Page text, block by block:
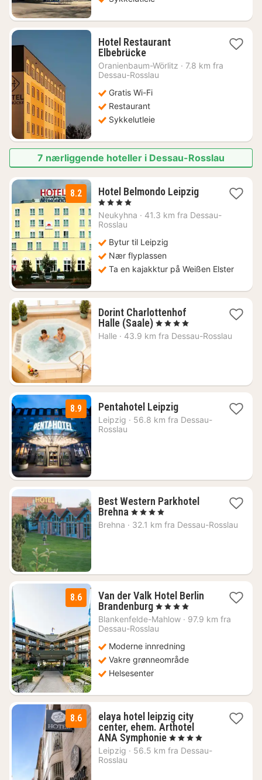
Hotel Restaurant
Elbebrücke1
natt
fra
kr.
Oranienbaum-Wörlitz · 7.8 km fra
Dessau-Rosslau
Gratis Wi-Fi
Restaurant
Sykkelutleie
7 nærliggende hoteller i Dessau-Rosslau
8.2 Hotel Belmondo Leipzig3
fra
, 4 Stjerner
Neukyhna · 41.3 km fra Dessau-
Rosslau
Bytur til Leipzig
Nær flyplassen
Ta en kajakktur på Weißen Elster
Dorint Charlottenhof
Halle (Saale)1
natt
, 4 Stjerner
Halle · 43.9 km fra Dessau-Rosslau
8.9 Pentahotel Leipzig1
natt
Leipzig · 56.8 km fra Dessau-
Rosslau
Best Western Parkhotel
Brehna 1
natt
, 4 Stjerner
Brehna · 32.1 km fra Dessau-Rosslau
8.6
Van der Valk Hotel Berlin
Brandenburg1
natt
fra
kr.
, 4 Stjerner
Blankenfelde-Mahlow · 97.9 km fra
Dessau-Rosslau
Moderne innredning
Vakre grønneområde
Helsesenter
8.6
elaya hotel leipzig city
center, ehem. Arthotel
ANA Symphonie1
natt
, 4 Stjerner
Leipzig · 56.5 km fra Dessau-
Rosslau